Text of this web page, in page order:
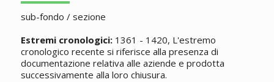
sub-fondo / sezione
Estremi cronologici:1361 - 1420, L'estremo
cronologico recente si riferisce alla presenza di
documentazione relativa alle aziende e prodotta
successivamente alla loro chiusura.